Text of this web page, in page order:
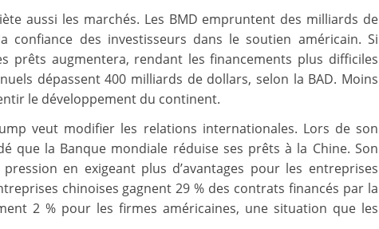
aussi les marchés. Les BMD empruntent des milliards de
confiance des investisseurs dans le soutien américain. Si
prêts augmentera, rendant les financements plus difficiles
dépassent 400 milliards de dollars, selon la BAD. Moins
le développement du continent.
veut modifier les relations internationales. Lors de son
que la Banque mondiale réduise ses prêts à la Chine. Son
en exigeant plus d’avantages pour les entreprises
chinoises gagnent 29 % des contrats financés par la
2 % pour les firmes américaines, une situation que les